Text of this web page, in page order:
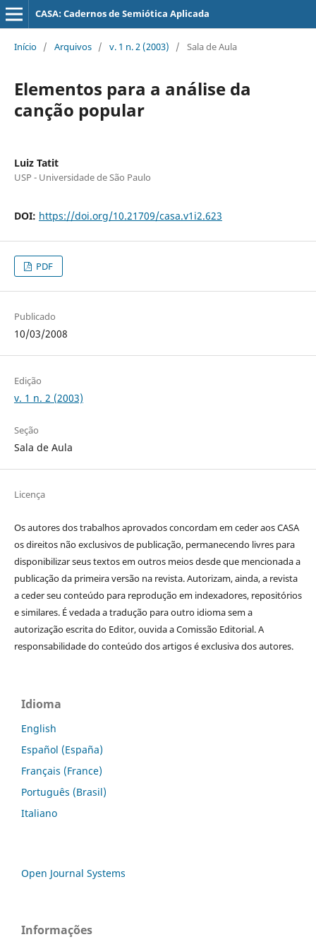
CASA: Cadernos de Semiótica Aplicada
Início / Arquivos / v. 1 n. 2 (2003) / Sala de Aula
Elementos para a análise da
canção popular
Luiz Tatit
USP - Universidade de São Paulo
DOI: https://doi.org/10.21709/casa.v1i2.623
PDF
Publicado
10/03/2008
Edição
v. 1 n. 2 (2003)
Seção
Sala de Aula
Licença
Os autores dos trabalhos aprovados concordam em ceder aos CASA
os direitos não exclusivos de publicação, permanecendo livres para
disponibilizar seus textos em outros meios desde que mencionada a
publicação da primeira versão na revista. Autorizam, ainda, a revista
a ceder seu conteúdo para reprodução em indexadores, repositórios
e similares. É vedada a tradução para outro idioma sem a
autorização escrita do Editor, ouvida a Comissão Editorial. A
responsabilidade do conteúdo dos artigos é exclusiva dos autores.
Idioma
English
Español (España)
Français (France)
Português (Brasil)
Italiano
Open Journal Systems
Informações